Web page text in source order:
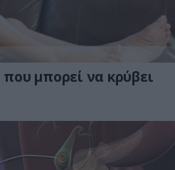
μπορεί να κρύβει